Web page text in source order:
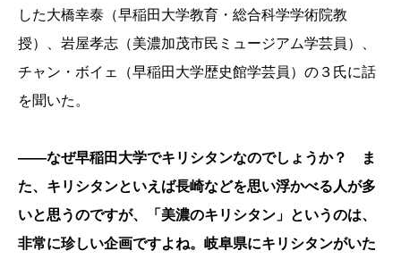
した大橋幸泰（早稲田大学教育・総合科学学術院教
授）、岩屋孝志（美濃加茂市民ミュージアム学芸員）、
チャン・ボイェ（早稲田大学歴史館学芸員）の３氏に話
を聞いた。
――なぜ早稲田大学でキリシタンなのでしょうか？ ま
た、キリシタンといえば長崎などを思い浮かべる人が多
いと思うのですが、「美濃のキリシタン」というのは、
非常に珍しい企画ですよね。岐阜県にキリシタンがいた